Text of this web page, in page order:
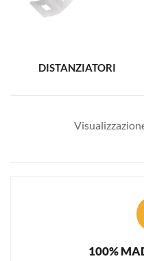
DISTANZIATORI
100%